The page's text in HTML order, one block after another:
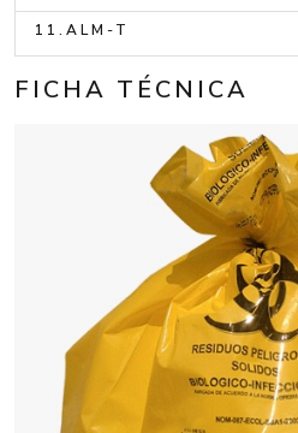
11.ALM-T
FICHA TÉCNICA